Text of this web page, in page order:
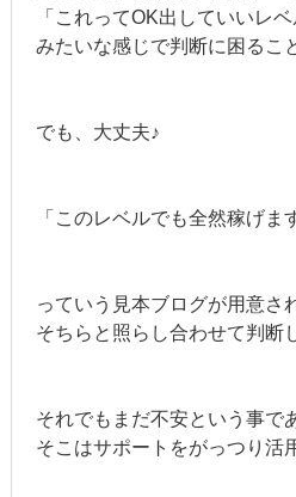
「これってOK出していいレベ
みたいな感じで判断に困るこ
でも、大丈夫♪
「このレベルでも全然稼げま
っていう見本ブログが用意さ
そちらと照らし合わせて判断
それでもまだ不安という事で
そこはサポートをがっつり活